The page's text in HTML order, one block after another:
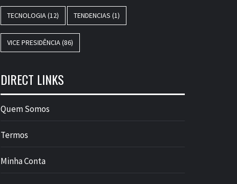
TECNOLOGIA (12) TENDENCIAS (1)
VICE PRESIDÊNCIA (86)
DIRECT LINKS
Quem Somos
Termos
Minha Conta